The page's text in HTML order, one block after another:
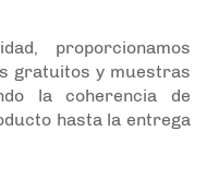
proporcionamos
gratuitos y muestras
la coherencia de
hasta la entrega